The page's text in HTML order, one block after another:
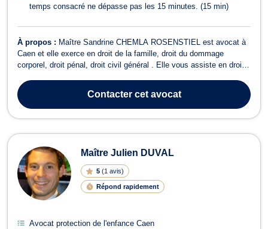
temps consacré ne dépasse pas les 15 minutes. (15 min)
À propos : Maître Sandrine CHEMLA ROSENSTIEL est avocat à
Caen et elle exerce en droit de la famille, droit du dommage
corporel, droit pénal, droit civil général . Elle vous assiste en droit
enfants, droit de visite, demandes de pensions alimentaires,
autorité parent...
Contactercet avocat
Maître Julien DUVAL
5 (1 avis)
Répond rapidement
Avocat protection de l'enfance Caen